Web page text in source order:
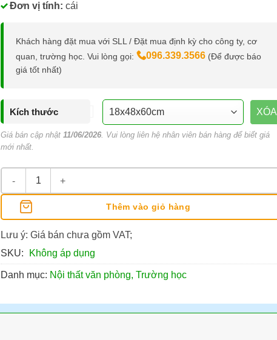
Đơn vị tính: cái
Khách hàng đặt mua với SLL / Đặt mua định kỳ cho công ty, cơ
quan, trường học. Vui lòng gọi:
096.339.3566 (Để được báo
giá tốt nhất)
Kích thước XÓA
Giá bán cập nhật 11/06/2026. Vui lòng liên hệ nhân viên bán hàng để biết giá
mới nhất.
Kệ Sách Gỗ MDF Để Bàn, Treo Tường Hiệu Enter số lượng
Thêm vào giỏ hàng
Lưu ý: Giá bán chưa gồm VAT;
SKU:
Không áp dụng
Danh mục: Nội thất văn phòng, Trường học